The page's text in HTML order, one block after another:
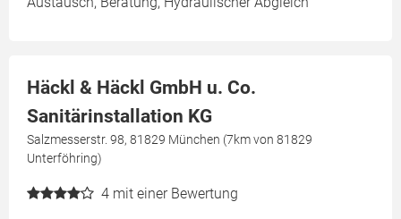
Häckl & Häckl GmbH u. Co.
Sanitärinstallation KG
Salzmesserstr. 98, 81829 München (7km von 81829
Unterföhring)
4 mit einer Bewertung